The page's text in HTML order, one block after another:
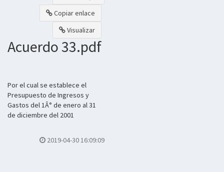
Copiar enlace
Visualizar
Acuerdo 33.pdf
Por el cual se establece el
Presupuesto de Ingresos y
Gastos del 1Â° de enero al 31
de diciembre del 2001
2019-04-30 16:09:09